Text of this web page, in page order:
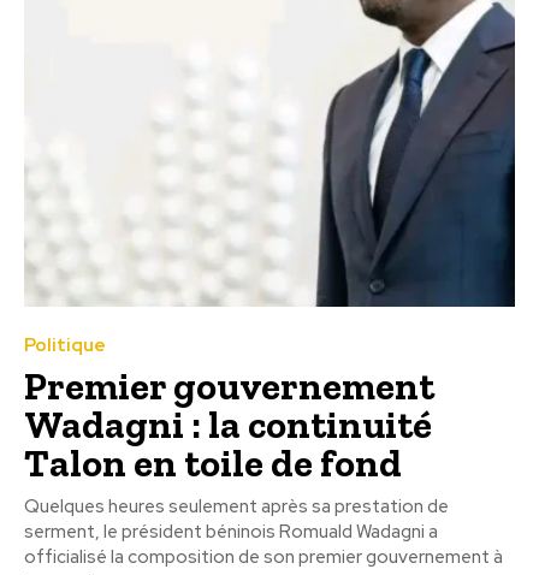
Politique
Premier gouvernement
Wadagni : la continuité
Talon en toile de fond
Quelques heures seulement après sa prestation de
serment, le président béninois Romuald Wadagni a
officialisé la composition de son premier gouvernement à